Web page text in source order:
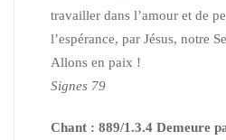
travailler dans l’amour et de
l’espérance, par Jésus, notre
Allons en paix !
Signes 79
Chant : 889/1.3.4 Demeure